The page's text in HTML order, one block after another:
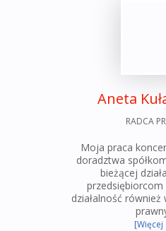
Aneta
RADCA
Moja praca
doradztwa
bieżącej
działalność
[Więcej